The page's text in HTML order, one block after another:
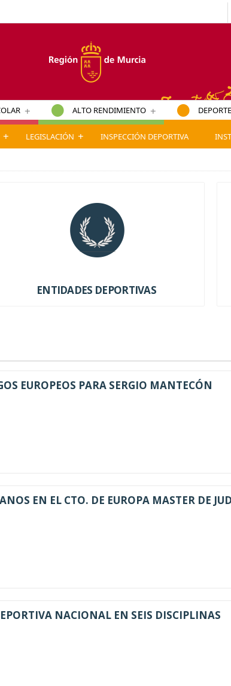
+ ALTO RENDIMIENTO +
+ LEGISLACIÓN + INSPECCIÓN DEPORTIVA
ENTIDADES DEPORTIVAS
EUROPEOS PARA SERGIO MANTECÓN
EN EL CTO. DE EUROPA MASTER DE
NACIONAL EN SEIS DISCIPLINAS